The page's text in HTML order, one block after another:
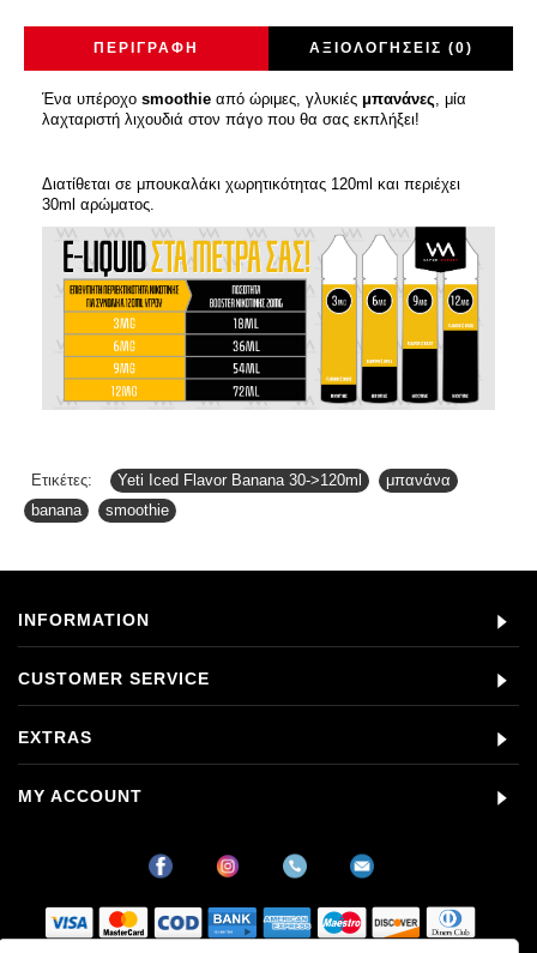
ΠΕΡΙΓΡΑΦΉ ΑΞΙΟΛΟΓΉΣΕΙΣ (0)
Ένα υπέροχο smoothie από ώριμες, γλυκιές μπανάνες , μία
λαχταριστή λιχουδιά στον πάγο που θα σας εκπλήξει!
Διατίθεται σε μπουκαλάκι χωρητικότητας 120ml και περιέχει
30ml αρώματος.
Ετικέτες: Yeti Iced Flavor Banana 30->120ml μπανάνα
banana
smoothie
INFORMATION
CUSTOMER SERVICE
EXTRAS
MY ACCOUNT